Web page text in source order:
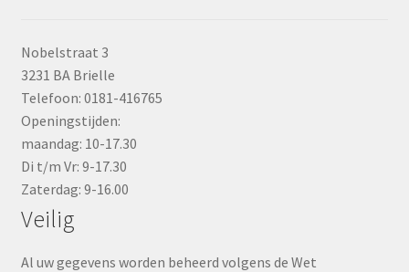
Nobelstraat 3
3231 BA Brielle
Telefoon: 0181-416765
Openingstijden:
maandag: 10-17.30
Di t/m Vr: 9-17.30
Zaterdag: 9-16.00
Veilig
Al uw gegevens worden beheerd volgens de Wet